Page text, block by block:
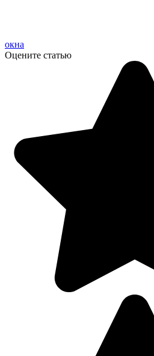
окна
Оцените статью